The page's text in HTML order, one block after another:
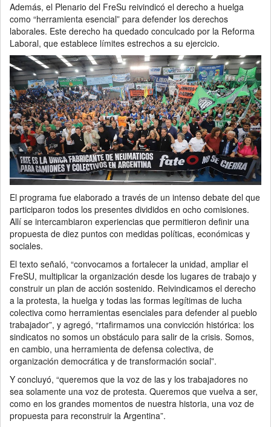
Además, el Plenario del FreSu reivindicó el derecho a huelga
como “herramienta esencial” para defender los derechos
laborales. Este derecho ha quedado conculcado por la Reforma
Laboral, que establece límites estrechos a su ejercicio.
El programa fue elaborado a través de un intenso debate del que
participaron todos los presentes divididos en ocho comisiones.
Allí se intercambiaron experiencias que permitieron definir una
propuesta de diez puntos con medidas políticas, económicas y
sociales.
El texto señaló, “convocamos a fortalecer la unidad, ampliar el
FreSU, multiplicar la organización desde los lugares de trabajo y
construir un plan de acción sostenido. Reivindicamos el derecho
a la protesta, la huelga y todas las formas legítimas de lucha
colectiva como herramientas esenciales para defender al pueblo
trabajador”, y agregó, “rtafirmamos una convicción histórica: los
sindicatos no somos un obstáculo para salir de la crisis. Somos,
en cambio, una herramienta de defensa colectiva, de
organización democrática y de transformación social”.
Y concluyó, “queremos que la voz de las y los trabajadores no
sea solamente una voz de protesta. Queremos que vuelva a ser,
como en los grandes momentos de nuestra historia, una voz de
propuesta para reconstruir la Argentina”.